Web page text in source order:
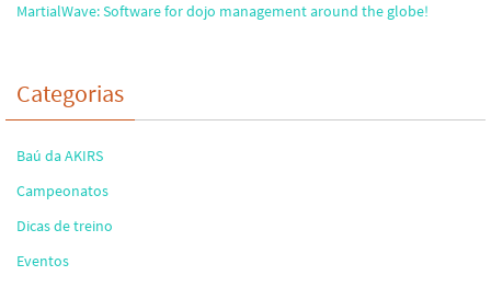
MartialWave: Software for dojo management around the globe!
Categorias
Baú da AKIRS
Campeonatos
Dicas de treino
Eventos